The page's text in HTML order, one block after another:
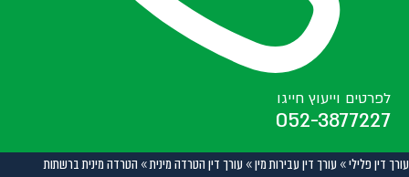
לפרטים וייעוץ חייגו
052-3877227
עורך דין פלילי» עורך דין עבירות מין» עורך דין הטרדה מינית» הטרדה מינית ברשתות